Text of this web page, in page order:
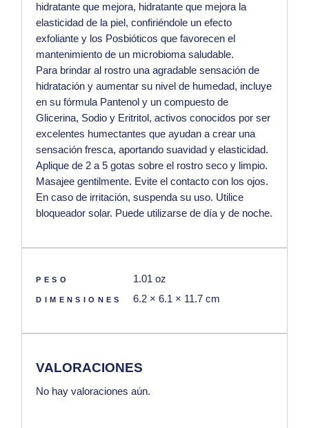
hidratante que mejora, hidratante que mejora la
elasticidad de la piel, confiriéndole un efecto
exfoliante y los Posbióticos que favorecen el
mantenimiento de un microbioma saludable.
Para brindar al rostro una agradable sensación de
hidratación y aumentar su nivel de humedad, incluye
en su fórmula Pantenol y un compuesto de
Glicerina, Sodio y Eritritol, activos conocidos por ser
excelentes humectantes que ayudan a crear una
sensación fresca, aportando suavidad y elasticidad.
Aplique de 2 a 5 gotas sobre el rostro seco y limpio.
Masajee gentilmente. Evite el contacto con los ojos.
En caso de irritación, suspenda su uso. Utilice
bloqueador solar. Puede utilizarse de día y de noche.
PESO 1.01 oz
DIMENSIONES 6.2 × 6.1 × 11.7 cm
VALORACIONES
No hay valoraciones aún.